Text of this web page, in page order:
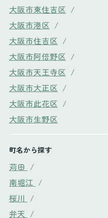
大阪市東住吉区 /
大阪市港区 /
大阪市住吉区 /
大阪市阿倍野区 /
大阪市天王寺区 /
大阪市大正区 /
大阪市此花区 /
大阪市生野区
町名から探す
苅田 /
南堀江 /
桜川 /
弁天 /